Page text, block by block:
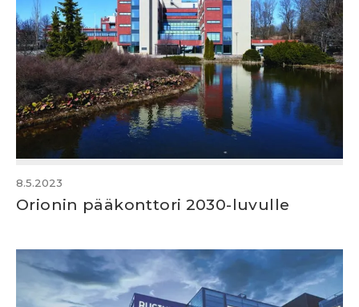
8.5.2023
Orionin pääkonttori 2030-luvulle